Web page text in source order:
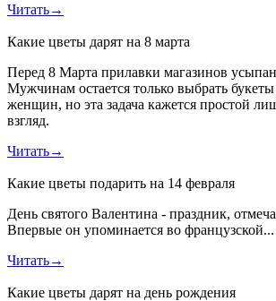
Читать→
Какие цветы дарят на 8 марта
Перед 8 Марта прилавки магазинов
Мужчинам остается только выбрать
женщин, но эта задача кажется простой
взгляд.
Читать→
Какие цветы подарить на 14 февраля
День святого Валентина - праздник,
Впервые он упоминается во французской...
Читать→
Какие цветы дарят на день рождения